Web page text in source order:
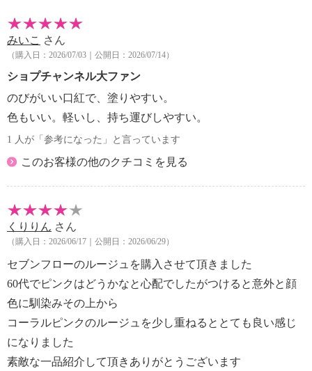
みいこ さん
（購入日：2026/07/03｜公開日：2026/07/14）
ショプチャンネル大ファン
のびがいい口紅で、塗りやすい。
色もいい。軽いし、持ち運びしやすい。
1 人が「参考になった」と言っています
このお客様の他のクチコミを見る
くりりん さん
（購入日：2026/06/17｜公開日：2026/06/29）
セブンフローのルージュを購入させて頂きました
60代でピンクはどうかなと心配でしたがつけると意外と顔
色に馴染みその上から
コーラルピンクのルージュを少し重ねるととても良い感じ
になりました
素敵な一品紹介して頂きありがとうございます